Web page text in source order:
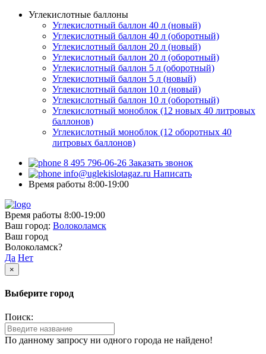
Углекислотные баллоны
Углекислотный баллон 40 л (новый)
Углекислотный баллон 40 л (оборотный)
Углекислотный баллон 20 л (новый)
Углекислотный баллон 20 л (оборотный)
Углекислотный баллон 5 л (оборотный)
Углекислотный баллон 5 л (новый)
Углекислотный баллон 10 л (новый)
Углекислотный баллон 10 л (оборотный)
Углекислотный моноблок (12 новых 40 литровых
баллонов)
Углекислотный моноблок (12 оборотных 40
литровых баллонов)
8 495 796-06-26 Заказать звонок
info@uglekislotagaz.ru Написать
Время работы 8:00-19:00
Время работы 8:00-19:00
Ваш город: Волоколамск
Ваш город
Волоколамск?
Да Нет
×
Выберите город
Поиск:
По данному запросу ни одного города не найдено!